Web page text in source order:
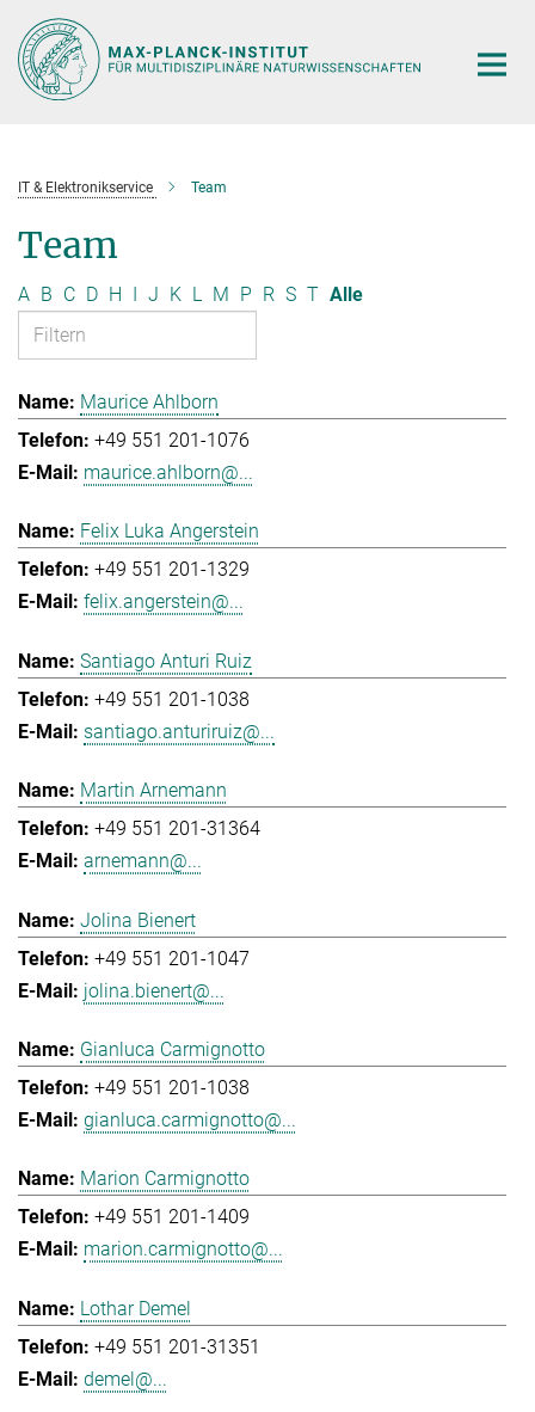
Hauptinhalt
IT & Elektronikservice Team
Team
A B C D H I J K L M P R S T Alle
Maurice Ahlborn
+49 551 201-1076
maurice.ahlborn@...
Felix Luka Angerstein
+49 551 201-1329
felix.angerstein@...
Santiago Anturi Ruiz
+49 551 201-1038
santiago.anturiruiz@...
Martin Arnemann
+49 551 201-31364
arnemann@...
Jolina Bienert
+49 551 201-1047
jolina.bienert@...
Gianluca Carmignotto
+49 551 201-1038
gianluca.carmignotto@...
Marion Carmignotto
+49 551 201-1409
marion.carmignotto@...
Lothar Demel
+49 551 201-31351
demel@...